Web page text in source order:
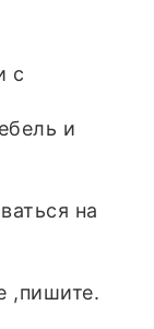
с
и
на
,пишите.